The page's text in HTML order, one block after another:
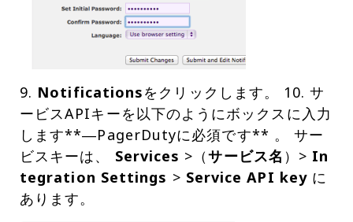
9. Notificationsをクリックします。 10. サ
ービスAPIキーを以下のようにボックスに入力
します**―PagerDutyに必須です** 。 サー
ビスキーは、 Services >（サービス名 ）> In
tegration Settings > Service API keyに
あります。